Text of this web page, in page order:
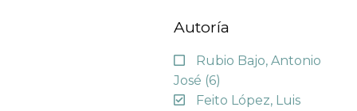
Autoría
Rubio Bajo, Antonio
José (6)
Feito López, Luis